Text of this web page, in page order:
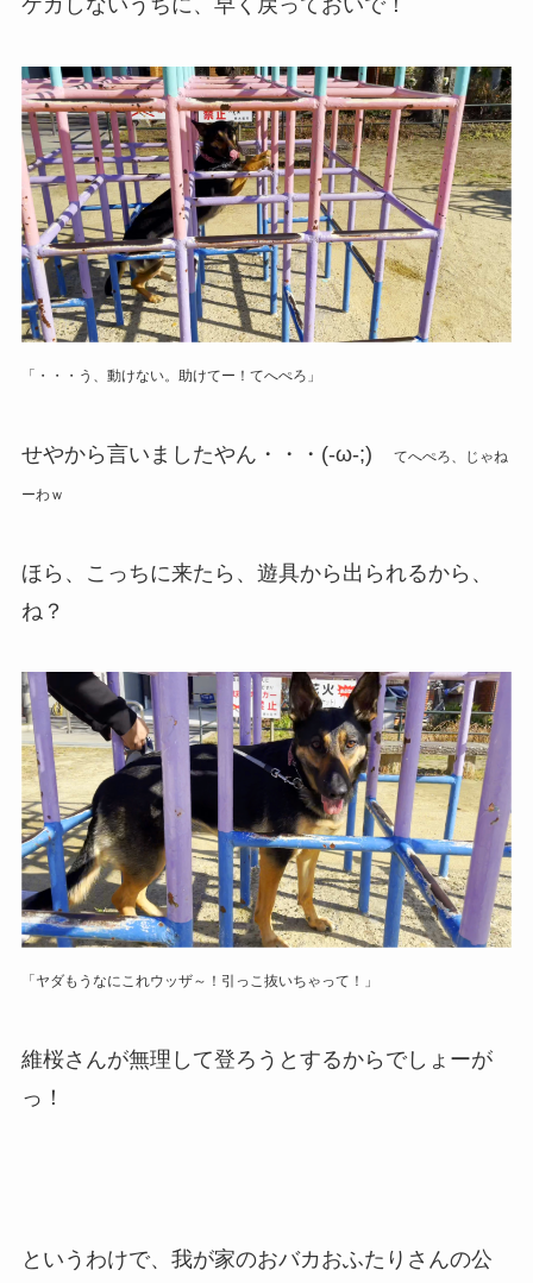
ケガしないうちに、早く戻っておいで！
「・・・う、動けない。助けてー！てへぺろ」
せやから言いましたやん・・・(-ω-;) てへぺろ、じゃね
ーわｗ
ほら、こっちに来たら、遊具から出られるから、
ね？
「ヤダもうなにこれウッザ～！引っこ抜いちゃって！」
維桜さんが無理して登ろうとするからでしょーが
っ！
というわけで、我が家のおバカおふたりさんの公